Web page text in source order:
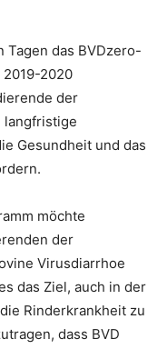
Tagen das BVDzero-
2020
der
langfristige
Gesundheit und das
möchte
der
Virusdiarrhoe
das Ziel, auch in der
Rinderkrankheit zu
dass BVD